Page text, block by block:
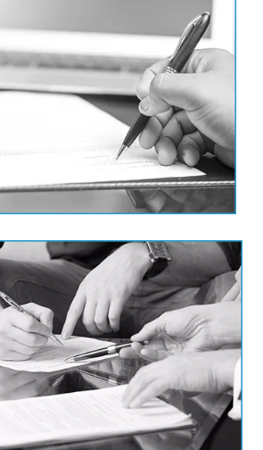
ייפוי כוח נוטריוני